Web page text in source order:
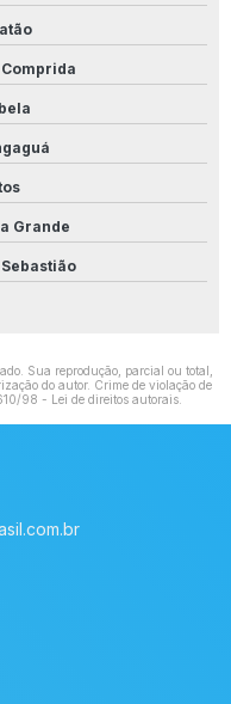
Grande
Sebastião
Sua reprodução, parcial ou total,
do autor. Crime de violação de
98 - Lei de direitos autorais